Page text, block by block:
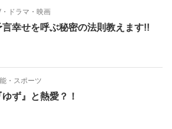
・ドラマ・映画
幸せを呼ぶ秘密の法則教えます!!
・スポーツ
ず』と熱愛？！